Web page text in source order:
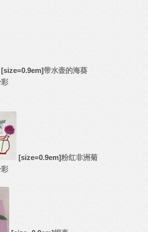
[size=0.9em]带水壶的海葵
[size=0.9em]粉红非洲菊